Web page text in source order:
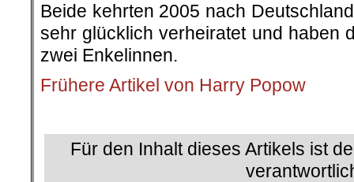
Beide kehrten 2005 nach
sehr glücklich verheiratet und haben
zwei Enkelinnen.
Frühere Artikel von Harry Popow
Für den Inhalt dieses Artikels ist